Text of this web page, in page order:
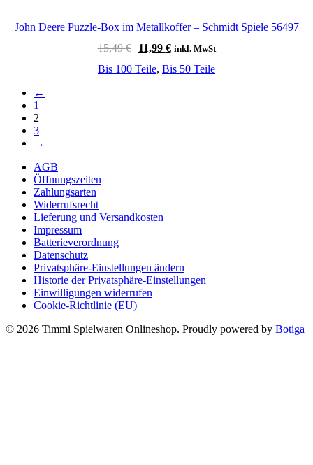
John Deere Puzzle-Box im Metallkoffer – Schmidt Spiele 56497
15,49€
Ursprünglicher
war:
11,99 €Aktueller
ist:
inkl. MwSt
Bis 100 Teile, Bis 50 Teile
←
1
2
3
→
AGB
Öffnungszeiten
Zahlungsarten
Widerrufsrecht
Lieferung und Versandkosten
Impressum
Batterieverordnung
Datenschutz
Privatsphäre-Einstellungen ändern
Historie der Privatsphäre-Einstellungen
Einwilligungen widerrufen
Cookie-Richtlinie (EU)
© 2026 Timmi Spielwaren Onlineshop. Proudly powered by Botiga